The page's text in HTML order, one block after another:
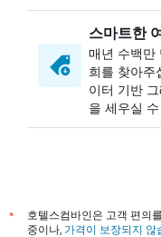
스마트한
매년 수백만
희를 찾아주
이터 기반
을 세우실
*
호텔스컴바인은 고객 편의
중이나, 가격이 보장되지 않